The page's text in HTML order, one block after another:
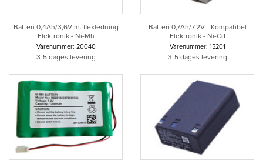
Batteri 0,4Ah/3,6V m. flexledning
Elektronik - Ni-Mh
Varenummer: 20040
3-5 dages levering
Batteri 0,7Ah/7,2V - Kompatibel
Elektronik - Ni-Cd
Varenummer: 15201
3-5 dages levering